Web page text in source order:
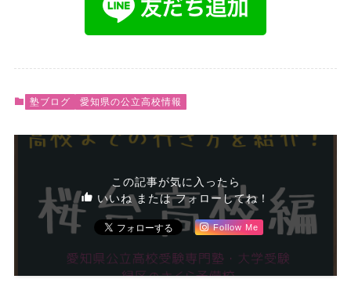
塾ブログ 愛知県の公立高校情報
この記事が気に入ったら
いいね または フォローしてね！
Follow Me